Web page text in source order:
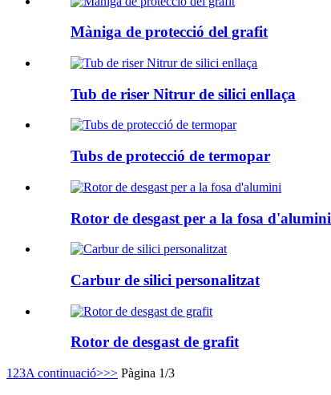
Màniga de protecció del grafit
Tub de riser Nitrur de silici enllaça
Tubs de protecció de termopar
Rotor de desgast per a la fosa d'alumini
Carbur de silici personalitzat
Rotor de desgast de grafit
1 23A continuació>>> Pàgina 1/3